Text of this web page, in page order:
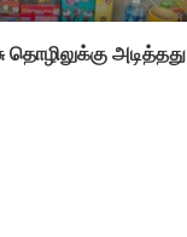
தொழிலுக்கு அடித்தது